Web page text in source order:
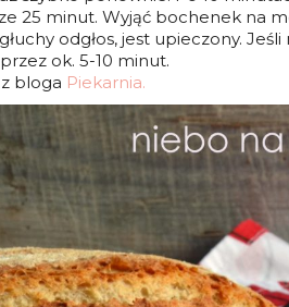
25 minut. Wyjąć bochenek na
odgłos, jest upieczony.
ok. 5-10 minut.
bloga Piekarnia.